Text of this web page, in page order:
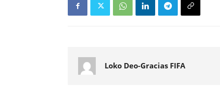
Loko Deo-Gracias FIFA